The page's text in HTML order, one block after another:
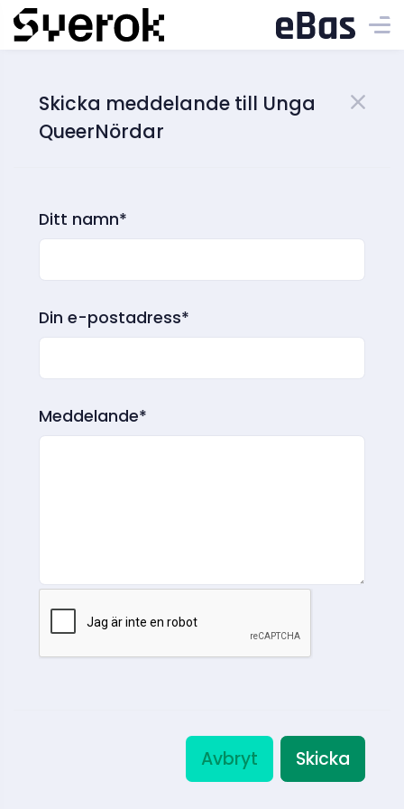
Skicka meddelande till Unga
QueerNördar
Ditt namn*
Din e-postadress*
Meddelande*
Avbryt